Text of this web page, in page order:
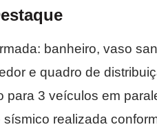
banheiro, vaso
e quadro de
para 3 veículos em
sísmico realizada